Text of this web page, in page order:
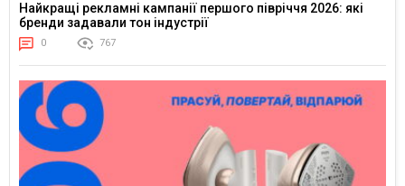
Найкращі рекламні кампанії першого півріччя 2026: які
бренди задавали тон індустрії
0 767